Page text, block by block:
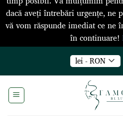
dacă aveți întrebări urgențe, ne
vă vom răspunde imediat ce ne
în continuare!
content
lei - RON